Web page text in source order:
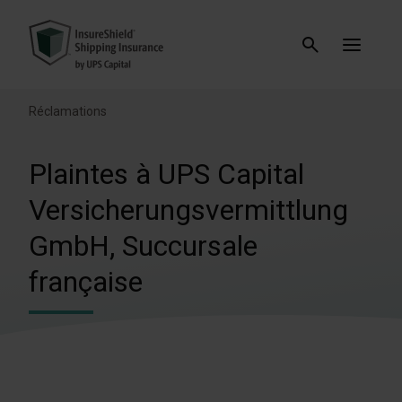
Réclamations
Plaintes à UPS Capital
Versicherungsvermittlung
GmbH, Succursale
française